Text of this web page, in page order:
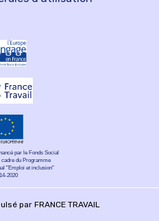
par le Fonds Social
cadre du Programme
"Emploi et inclusion"
2020
par FRANCE TRAVAIL